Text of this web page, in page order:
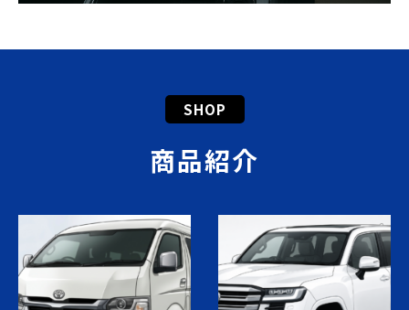
SHOP
商品紹介